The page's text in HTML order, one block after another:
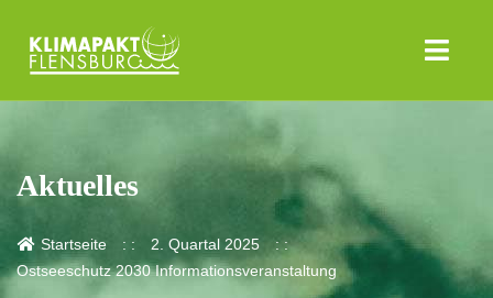
Aktuelles
Startseite
2. Quartal 2025
Ostseeschutz 2030 Informationsveranstaltung